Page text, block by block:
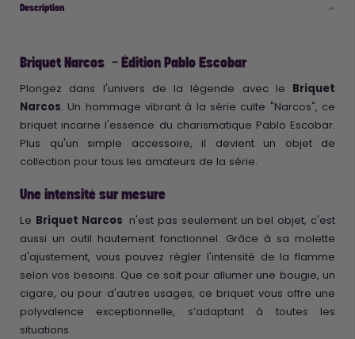
Description
Briquet Narcos - Édition Pablo Escobar
Plongez dans l'univers de la légende avec le Briquet
Narcos. Un hommage vibrant à la série culte "Narcos", ce
briquet incarne l'essence du charismatique Pablo Escobar.
Plus qu'un simple accessoire, il devient un objet de
collection pour tous les amateurs de la série.
Une intensité sur mesure
Le Briquet Narcos n'est pas seulement un bel objet, c'est
aussi un outil hautement fonctionnel. Grâce à sa molette
d'ajustement, vous pouvez régler l'intensité de la flamme
selon vos besoins. Que ce soit pour allumer une bougie, un
cigare, ou pour d'autres usages, ce briquet vous offre une
polyvalence exceptionnelle, s’adaptant à toutes les
situations.